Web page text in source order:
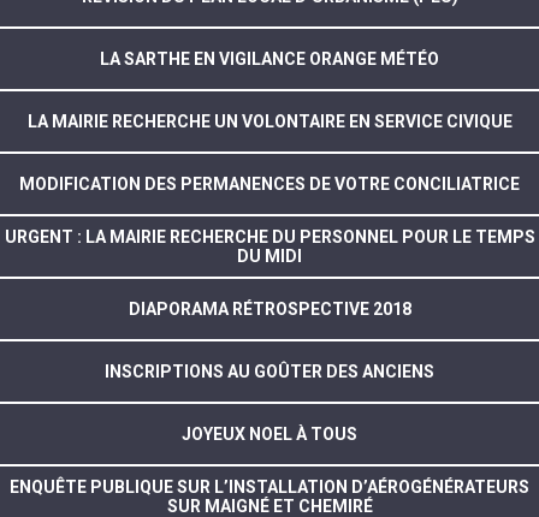
LA SARTHE EN VIGILANCE ORANGE MÉTÉO
LA MAIRIE RECHERCHE UN VOLONTAIRE EN SERVICE CIVIQUE
MODIFICATION DES PERMANENCES DE VOTRE CONCILIATRICE
URGENT : LA MAIRIE RECHERCHE DU PERSONNEL POUR LE TEMPS
DU MIDI
DIAPORAMA RÉTROSPECTIVE 2018
INSCRIPTIONS AU GOÛTER DES ANCIENS
JOYEUX NOEL À TOUS
ENQUÊTE PUBLIQUE SUR L’INSTALLATION D’AÉROGÉNÉRATEURS
SUR MAIGNÉ ET CHEMIRÉ